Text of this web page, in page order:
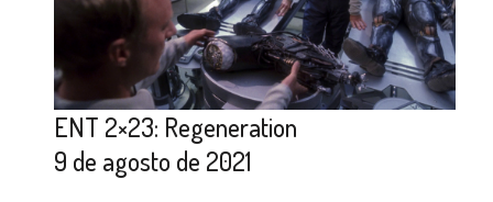
ENT 2×23: Regeneration
9 de agosto de 2021